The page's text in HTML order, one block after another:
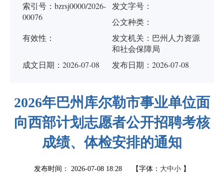
索引号：bzrsj0000/2026-
00076
发文字号：
公文种类：
有效性：
发文机关：巴州人力资源
和社会保障局
成文日期： 2026-07-08 发布日期：2026-07-08
2026年巴州库尔勒市事业单位面
向西部计划志愿者公开招聘考核
成绩、体检安排的通知
发布时间： 2026-07-08 18:28 【字体： 大中小 】